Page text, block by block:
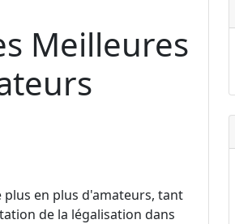
Meilleures
en plus d'amateurs, tant
de la légalisation dans